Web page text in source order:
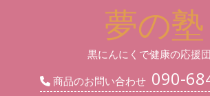
夢の塾
黒にんにくで健康の応援団
商品のお問い合わせ 090-